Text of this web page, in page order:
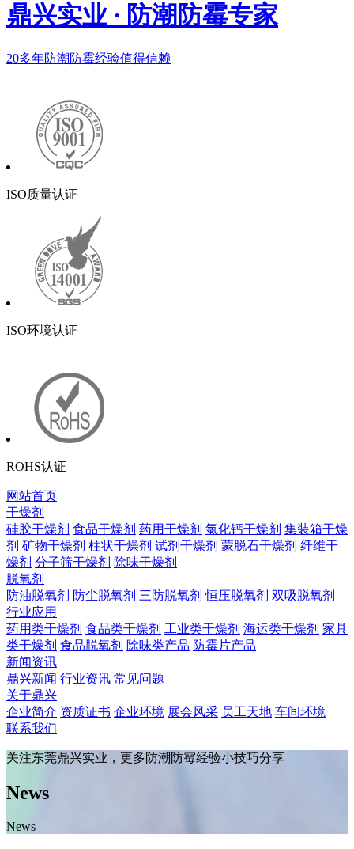
鼎兴实业 · 防潮防霉专家
20多年防潮防霉经验值得信赖
ISO质量认证
ISO环境认证
ROHS认证
网站首页
干燥剂
硅胶干燥剂 食品干燥剂 药用干燥剂 氯化钙干燥剂 集装箱干燥
剂 矿物干燥剂 柱状干燥剂 试剂干燥剂 蒙脱石干燥剂 纤维干
燥剂 分子筛干燥剂 除味干燥剂
脱氧剂
防油脱氧剂 防尘脱氧剂 三防脱氧剂 恒压脱氧剂 双吸脱氧剂
行业应用
药用类干燥剂 食品类干燥剂 工业类干燥剂 海运类干燥剂 家具
类干燥剂 食品脱氧剂 除味类产品 防霉片产品
新闻资讯
鼎兴新闻 行业资讯 常见问题
关于鼎兴
企业简介 资质证书 企业环境 展会风采 员工天地 车间环境
联系我们
关注东莞鼎兴实业，更多防潮防霉经验小技巧分享
News
News